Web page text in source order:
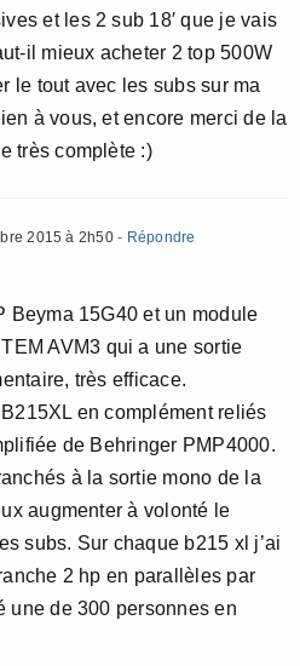
et les 2 sub 18′ que je vais
il mieux acheter 2 top 500W
le tout avec les subs sur ma
à vous, et encore merci de la
très complète :)
2015 à 2h50- Répondre
Beyma 15G40 et un module
AVM3 qui a une sortie
très efficace.
en complément reliés
de Behringer PMP4000.
à la sortie mono de la
augmenter à volonté le
subs. Sur chaque b215 xl j’ai
2 hp en parallèles par
une de 300 personnes en